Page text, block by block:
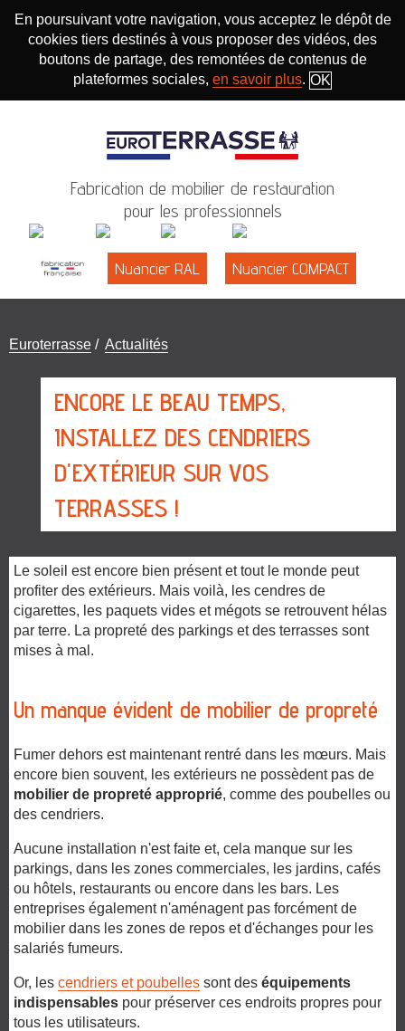
En poursuivant votre navigation, vous acceptez le dépôt de
cookies tiers destinés à vous proposer des vidéos, des
boutons de partage, des remontées de contenus de
plateformes sociales, en savoir plus. OK
Fabrication de mobilier de restauration
pour les professionnels
Nuancier RAL Nuancier COMPACT
Vous
Euroterrasse / Actualités
ENCORE LE BEAU TEMPS,
INSTALLEZ DES CENDRIERS
D'EXTÉRIEUR SUR VOS
TERRASSES !
Le soleil est encore bien présent et tout le monde peut
profiter des extérieurs. Mais voilà, les cendres de
cigarettes, les paquets vides et mégots se retrouvent hélas
par terre. La propreté des parkings et des terrasses sont
mises à mal.
Un manque évident de mobilier de propreté
Fumer dehors est maintenant rentré dans les mœurs. Mais
encore bien souvent, les extérieurs ne possèdent pas de
mobilier de propreté approprié, comme des poubelles ou
des cendriers.
Aucune installation n'est faite et, cela manque sur les
parkings, dans les zones commerciales, les jardins, cafés
ou hôtels, restaurants ou encore dans les bars. Les
entreprises également n'aménagent pas forcément de
mobilier dans les zones de repos et d'échanges pour les
salariés fumeurs.
Or, les cendriers et poubelles sont des équipements
indispensables pour préserver ces endroits propres pour
tous les utilisateurs.